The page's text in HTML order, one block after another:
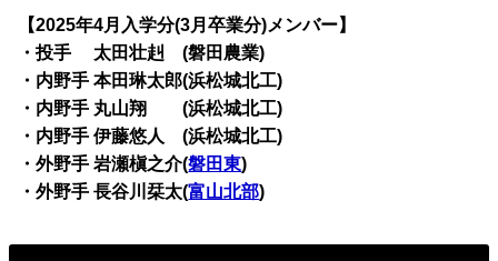
【2025年4月入学分(3月卒業分)メンバー】
・投手 太田壮赳 (磐田農業)
・内野手 本田琳太郎(浜松城北工)
・内野手 丸山翔 (浜松城北工)
・内野手 伊藤悠人 (浜松城北工)
・外野手 岩瀬槇之介(磐田東)
・外野手 長谷川栞太(富山北部)